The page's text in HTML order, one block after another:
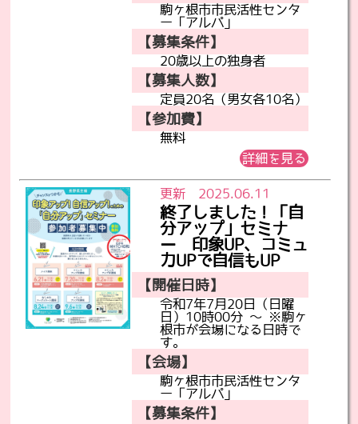
駒ヶ根市市民活性センタ
ー「アルパ」
【募集条件】
20歳以上の独身者
【募集人数】
定員20名（男女各10名）
【参加費】
無料
詳細を見る
【開催日時】
令和7年7月20日（日曜
日）10時00分 ～ ※駒ヶ
根市が会場になる日時で
す。
【会場】
駒ヶ根市市民活性センタ
ー「アルパ」
【募集条件】
終了しました！「自
分アップ」セミナ
ー 印象UP、コミュ
力UPで自信もUP
更新 2025.06.11